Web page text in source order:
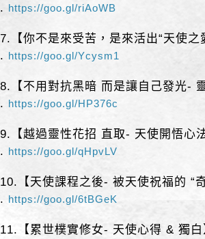
. https://goo.gl/riAoWB
7.【你不是來受苦，是來活出“天使之
. https://goo.gl/Ycysm1
8.【不用對抗黑暗 而是讓自己發光-
. https://goo.gl/HP376c
9.【越過靈性花招 直取- 天使開悟心
. https://goo.gl/qHpvLV
10.【天使課程之後- 被天使祝福的 “
. https://goo.gl/6tBGeK
11.【累世樸實修女- 天使心得 & 獨